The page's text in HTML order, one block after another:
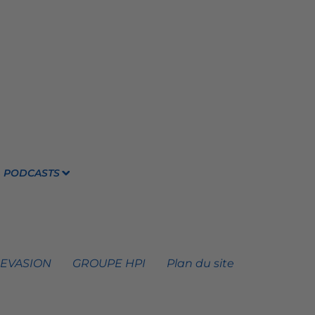
PODCASTS
GROUPE HPI Plan du site